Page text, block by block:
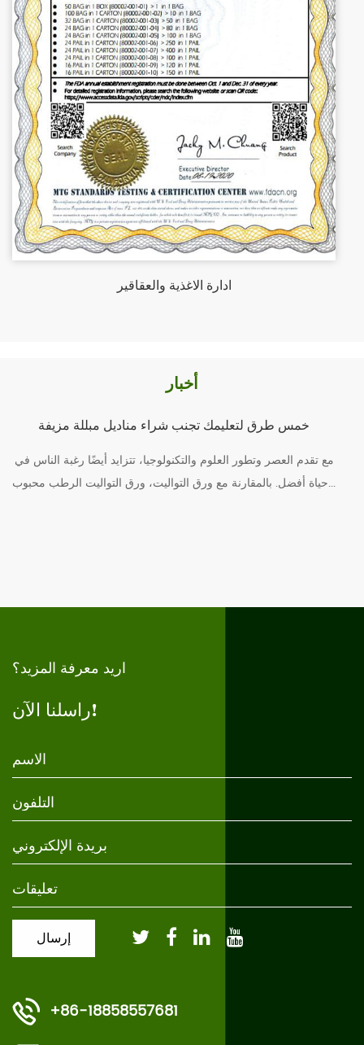
ادارة الاغذية والعقاقير
أخبار
خمس طرق لتعليمك تجنب شراء مناديل مبللة مزيفة
مع تقدم العصر وتطور العلوم والتكنولوجيا، تتزايد أيضًا رغبة الناس في
حياة أفضل. بالمقارنة مع ورق التواليت، ورق التواليت الرطب محبوب...
اريد معرفة المزيد؟
راسلنا الآن!
+86-18858557681